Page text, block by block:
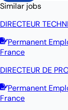
Similar jobs
DIRECTEUR
Permanent
France
DIRECTEUR DE
Permanent
France